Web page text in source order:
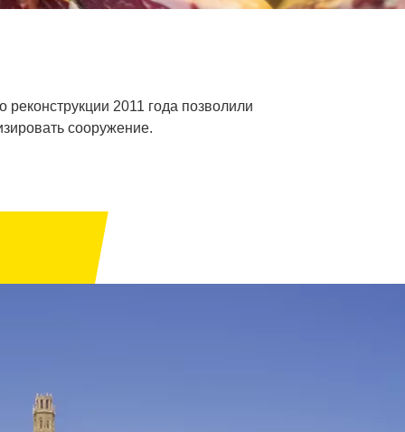
2011 года позволили
сооружение.